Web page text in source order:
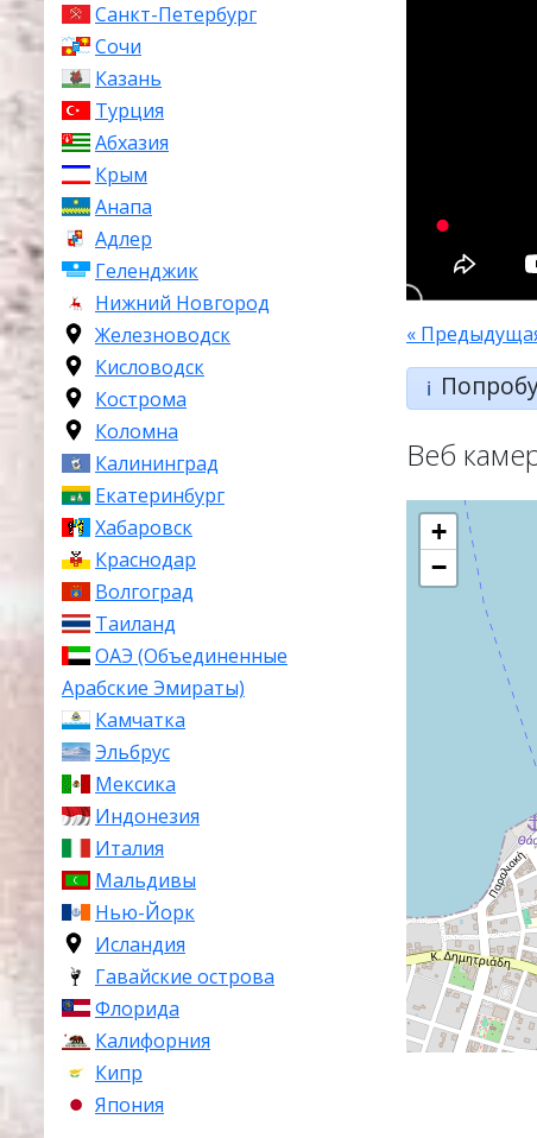
Санкт-Петербург
Сочи
Казань
Турция
Абхазия
Крым
Анапа
Адлер
Геленджик
Нижний Новгород
Железноводск
Кисловодск
Кострома
Коломна
Калининград
Екатеринбург
Хабаровск
Краснодар
Волгоград
Таиланд
ОАЭ (Объединенные
Арабские Эмираты)
Камчатка
Эльбрус
Мексика
Индонезия
Италия
Мальдивы
Нью-Йорк
Исландия
Гавайские острова
Флорида
Калифорния
Кипр
Япония
«
ℹ️
Веб
+
−